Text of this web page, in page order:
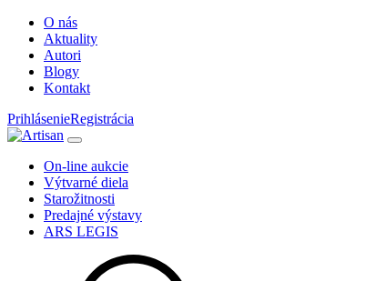
O nás
Aktuality
Autori
Blogy
Kontakt
PrihlásenieRegistrácia
On-line aukcie
Výtvarné diela
Starožitnosti
Predajné výstavy
ARS LEGIS